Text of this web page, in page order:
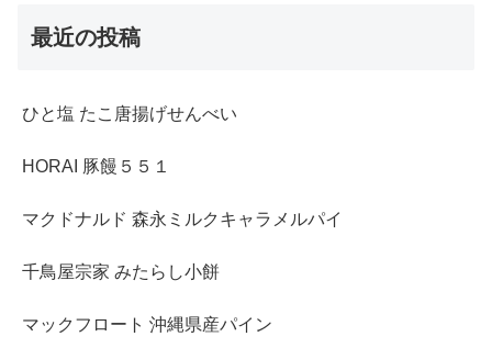
最近の投稿
ひと塩 たこ唐揚げせんべい
HORAI 豚饅５５１
マクドナルド 森永ミルクキャラメルパイ
千鳥屋宗家 みたらし小餅
マックフロート 沖縄県産パイン